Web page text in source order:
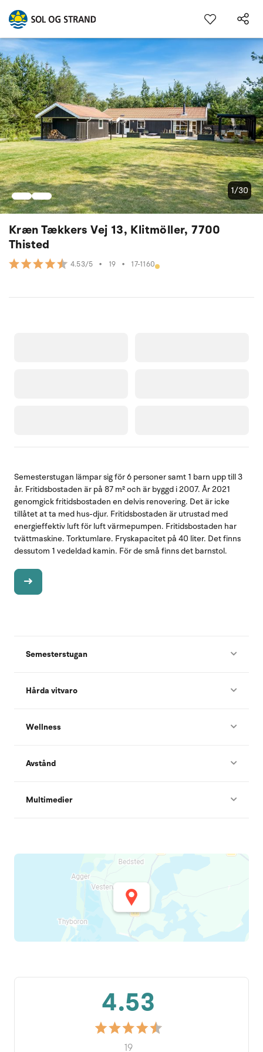
Kræn Tækkers Vej 13, Klitmöller, 7700
Thisted
4.53/5 • 19 • 17-1160
1/30
Semesterstugan lämpar sig för 6 personer samt 1 barn upp till 3
år. Fritidsbostaden är på 87 m² och är byggd i 2007. År 2021
genomgick fritidsbostaden en delvis renovering. Det är icke
tillåtet at ta med hus-djur. Fritidsbostaden är utrustad med
energieffektiv luft för luft värmepumpen. Fritidsbostaden har
tvättmaskine. Torktumlare. Fryskapacitet på 40 liter. Det finns
dessutom 1 vedeldad kamin. För de små finns det barnstol.
Semesterstugan
Hårda vitvaro
Wellness
Avstånd
Multimedier
4.53
19